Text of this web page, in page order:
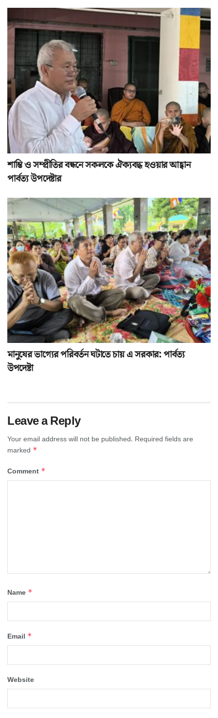
শান্তি ও সম্প্রীতির বন্ধনে সকলকে ঐক্যবদ্ধ হওয়ার আহ্বান
পার্বত্য উপদেষ্টার
মানুষের ভাগ্যের পরিবর্তন ঘটাতে চায় এ সরকার: পার্বত্য
উপদেষ্টা
Leave a Reply
Your email address will not be published. Required fields are
marked *
Comment *
Name *
Email *
Website